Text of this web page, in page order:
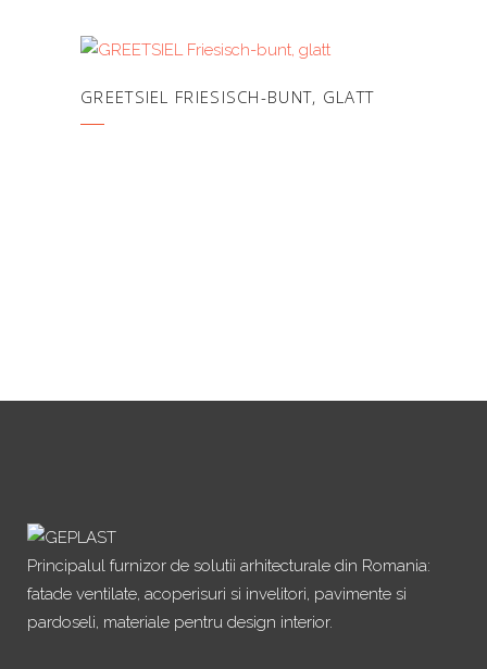
GREETSIEL FRIESISCH-BUNT, GLATT
Principalul furnizor de solutii arhitecturale din Romania:
fatade ventilate, acoperisuri si invelitori, pavimente si
pardoseli, materiale pentru design interior.